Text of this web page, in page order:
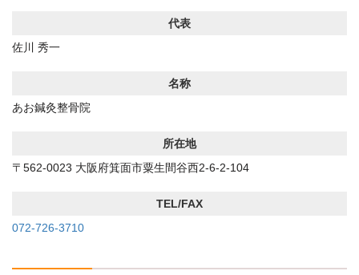
代表
佐川 秀一
名称
あお鍼灸整骨院
所在地
〒562-0023 大阪府箕面市粟生間谷西2-6-2-104
TEL/FAX
072-726-3710